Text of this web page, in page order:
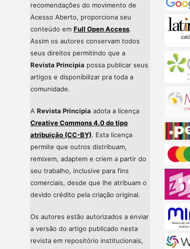
recomendações do movimento de
Acesso Aberto, proporciona seu
conteúdo em Full Open Access.
Assim os autores conservam todos
seus direitos permitindo que a
Revista Principia possa publicar seus
artigos e disponibilizar pra toda a
comunidade.
A Revista Principia adota a licença
Creative Commons 4.0 do tipo
atribuição (CC-BY). Esta licença
permite que outros distribuam,
remixem, adaptem e criem a partir do
seu trabalho, inclusive para fins
comerciais, desde que lhe atribuam o
devido crédito pela criação original.
Os autores estão autorizados a enviar
a versão do artigo publicado nesta
revista em repositório institucionais,